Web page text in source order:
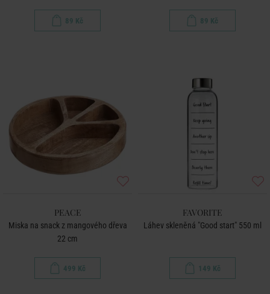
89 Kč 89 Kč
PEACE
Miska na snack z mangového dřeva
22 cm
499 Kč
FAVORITE
Láhev skleněná "Good start" 550 ml
149 Kč